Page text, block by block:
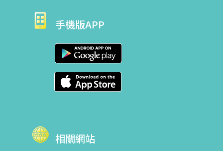
手機版APP
相關網站